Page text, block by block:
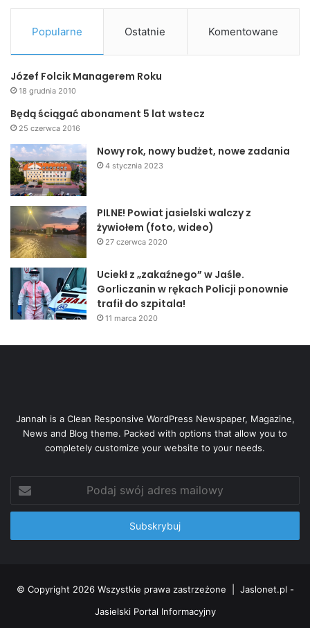
Popularne Ostatnie Komentowane
Józef Folcik Managerem Roku
18 grudnia 2010
Będą ściągać abonament 5 lat wstecz
25 czerwca 2016
Nowy rok, nowy budżet, nowe zadania
4 stycznia 2023
PILNE! Powiat jasielski walczy z
żywiołem (foto, wideo)
27 czerwca 2020
Uciekł z „zakaźnego” w Jaśle.
Gorliczanin w rękach Policji ponownie
trafił do szpitala!
11 marca 2020
Jannah is a Clean Responsive WordPress Newspaper, Magazine,
News and Blog theme. Packed with options that allow you to
completely customize your website to your needs.
swój
adres
© Copyright 2026 Wszystkie prawa zastrzeżone | Jaslonet.pl -
Jasielski Portal Informacyjny